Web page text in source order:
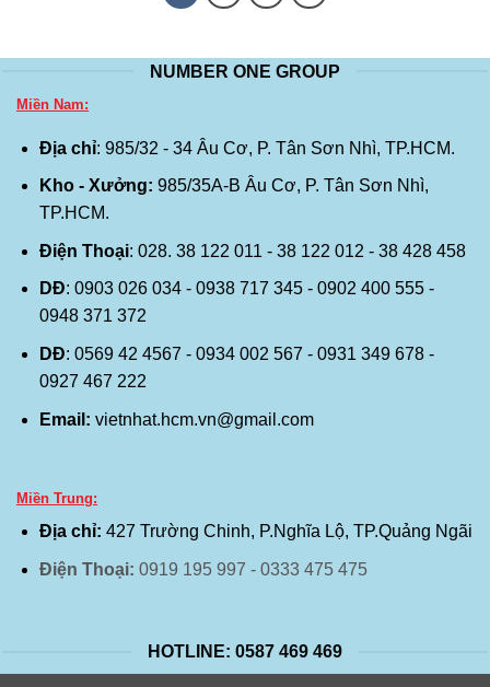
NUMBER ONE GROUP
Miền Nam:
Địa chỉ: 985/32 - 34 Âu Cơ, P. Tân Sơn Nhì, TP.HCM.
Kho - Xưởng: 985/35A-B Âu Cơ, P. Tân Sơn Nhì,
TP.HCM.
Điện Thoại: 028. 38 122 011 - 38 122 012 - 38 428 458
DĐ: 0903 026 034 - 0938 717 345 - 0902 400 555 -
0948 371 372
DĐ: 0569 42 4567 - 0934 002 567 - 0931 349 678 -
0927 467 222
Email: vietnhat.hcm.vn@gmail.com
Miền Trung:
Địa chỉ: 427 Trường Chinh, P.Nghĩa Lộ, TP.Quảng Ngãi
Điện Thoại: 0919 195 997 - 0333 475 475
HOTLINE: 0587 469 469